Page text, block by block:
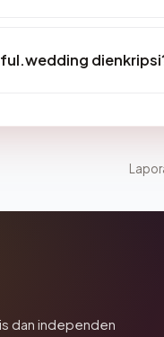
dan independen